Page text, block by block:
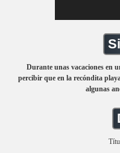
Durante unas vacaciones en
percibir que en la recóndita
algunas